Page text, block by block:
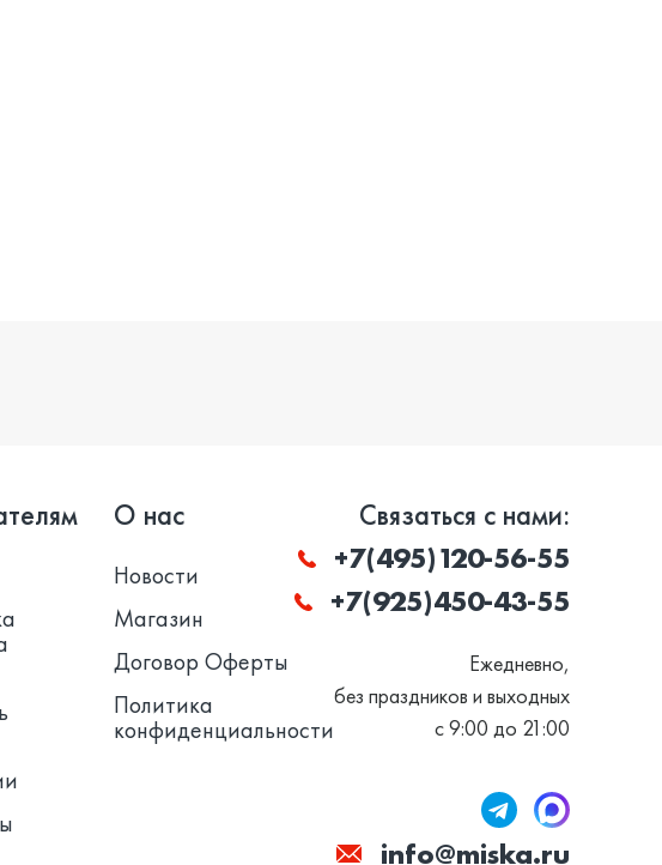
О нас
Новости
Магазин
Договор Оферты
Политика
конфиденциальности
Связаться с нами:
+7(495)120-56-55
+7(925)450-43-55
Ежедневно,
без праздников и выходных
с 9:00 до 21:00
info@miska.ru